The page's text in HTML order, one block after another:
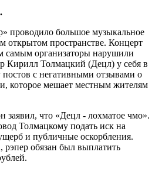
проводило большое музыкальное
открытом пространстве. Концерт
самым организаторы нарушили
Кирилл Толмацкий (Децл) у себя в
постов с негативными отзывами о
которое мешает местным жителям
заявил, что «Децл - лохматое чмо».
Толмацкому подать иск на
и публичные оскорбления.
обязан был выплатить